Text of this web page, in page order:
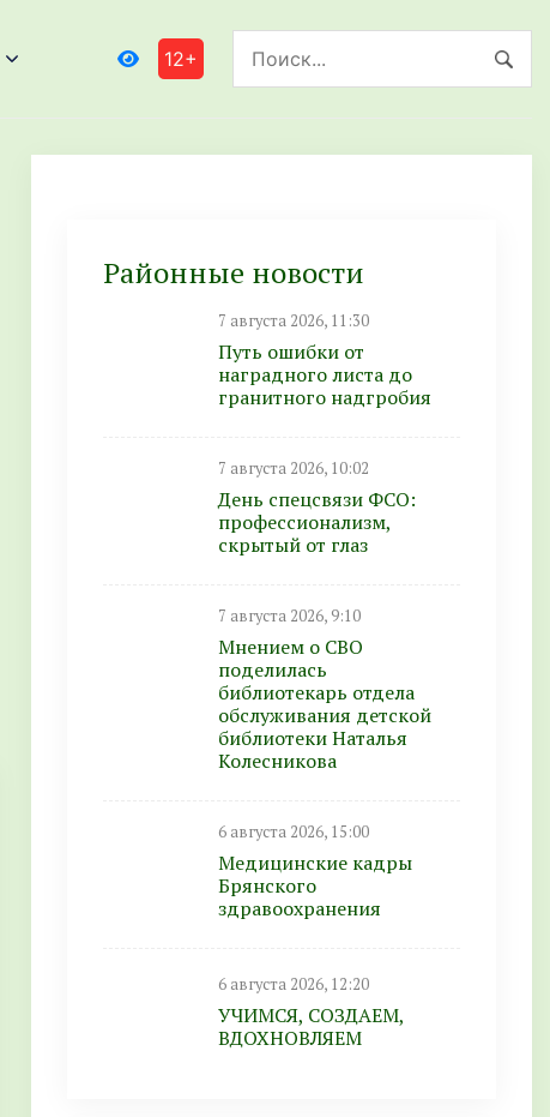
12+
Районные новости
7 августа 2026, 11:30
Путь ошибки от
наградного листа до
гранитного надгробия
7 августа 2026, 10:02
День спецсвязи ФСО:
профессионализм,
скрытый от глаз
7 августа 2026, 9:10
Мнением о СВО
поделилась
библиотекарь отдела
обслуживания детской
библиотеки Наталья
Колесникова
6 августа 2026, 15:00
Медицинские кадры
Брянского
здравоохранения
6 августа 2026, 12:20
УЧИМСЯ, СОЗДАЕМ,
ВДОХНОВЛЯЕМ